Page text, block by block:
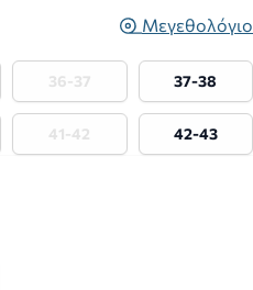
Μεγεθολόγιο
36-37 37-38
41-42 42-43